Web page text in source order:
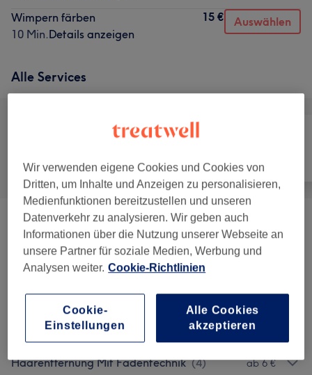
Wimpern färben
10 Min.Details anzeigen
15 € Auswählen
Alle Services
Gesichtsbehandlungen (4)
Permanent Make-Up 3 ) ab 249 €
Make-Up (3) ab 40 €
Augenbrauen & Wimpernbehandlungen (9) ab 12 €
Haarentfernung Mit Fadentechnik (4) ab 6 €
Wir verwenden eigene Cookies und Cookies von
Dritten, um Inhalte und Anzeigen zu personalisieren,
Medienfunktionen bereitzustellen und unseren
Datenverkehr zu analysieren. Wir geben auch
Informationen über die Nutzung unserer Webseite an
unsere Partner für soziale Medien, Werbung und
Analysen weiter. Cookie-Richtlinien
Cookie-
Einstellungen
Alle Cookies
akzeptieren